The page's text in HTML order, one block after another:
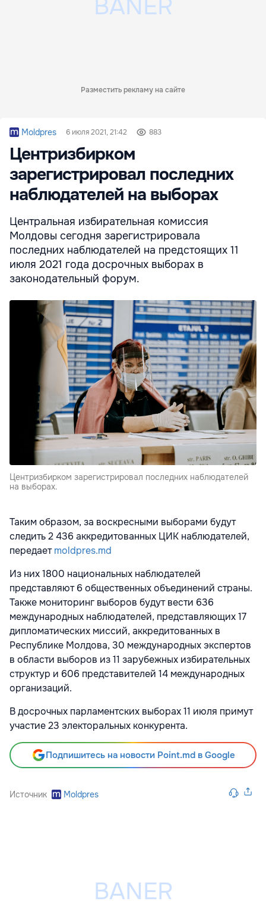
Разместить рекламу на сайте
Moldpres 6 июля 2021, 21:42 883
Центризбирком
зарегистрировал последних
наблюдателей на выборах
Центральная избирательная комиссия
Молдовы сегодня зарегистрировала
последних наблюдателей на предстоящих 11
июля 2021 года досрочных выборах в
законодательный форум.
Центризбирком зарегистрировал последних наблюдателей
на выборах.
Таким образом, за воскресными выборами будут
следить 2 436 аккредитованных ЦИК наблюдателей,
передаетmoldpres.md
Из них 1800 национальных наблюдателей
представляют 6 общественных объединений страны.
Также мониторинг выборов будут вести 636
международных наблюдателей, представляющих 17
дипломатических миссий, аккредитованных в
Республике Молдова, 30 международных экспертов
в области выборов из 11 зарубежных избирательных
структур и 606 представителей 14 международных
организаций.
В досрочных парламентских выборах 11 июля примут
участие 23 электоральных конкурента.
Подпишитесь на новости Point.md в Google
Источник Moldpres